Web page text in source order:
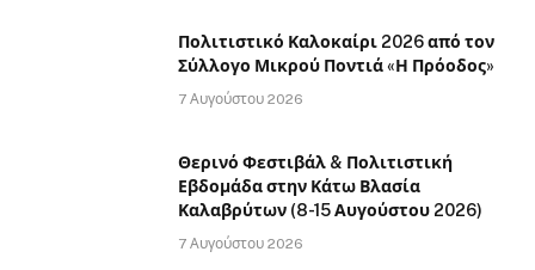
Πολιτιστικό Καλοκαίρι 2026 από τον
Σύλλογο Μικρού Ποντιά «Η Πρόοδος»
7 Αυγούστου 2026
Θερινό Φεστιβάλ & Πολιτιστική
Εβδομάδα στην Κάτω Βλασία
Καλαβρύτων (8-15 Αυγούστου 2026)
7 Αυγούστου 2026